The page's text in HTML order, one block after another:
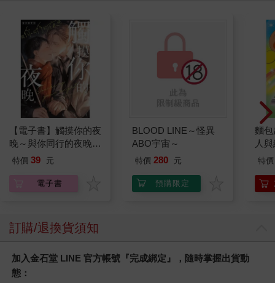
【電子書】觸摸你的夜
晚～與你同行的夜晚～
(番外篇)
特價 39 元
電子書
BLOOD LINE～怪異
ABO宇宙～
特價 280 元
預購限定
麵
人
平
特價
訂購/退換貨須知
加入金石堂 LINE 官方帳號『完成綁定』，隨時掌握出貨動
態：